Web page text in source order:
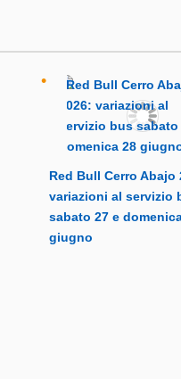
Red Bull Cerro Abajo
variazioni al servizio
sabato 27 e
giugno